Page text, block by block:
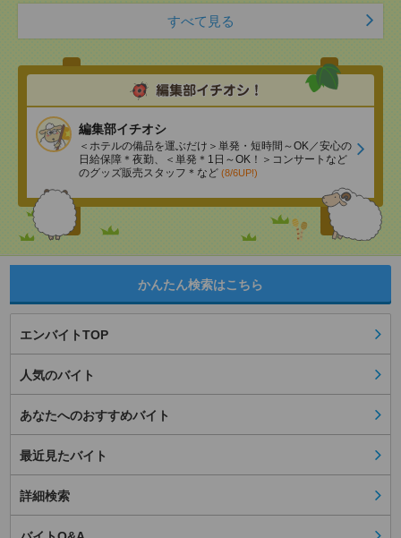
すべて見る
編集部イチオシ
＜ホテルの備品を運ぶだけ＞単発・短時間～OK／安心の
日給保障＊夜勤、＜単発＊1日～OK！＞コンサートなど
のグッズ販売スタッフ＊など (8/6UP!)
かんたん検索はこちら
エンバイトTOP
人気のバイト
あなたへのおすすめバイト
最近見たバイト
詳細検索